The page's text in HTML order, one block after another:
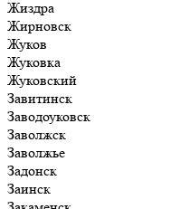
Жиздра
Жирновск
Жуков
Жуковка
Жуковский
Завитинск
Заводоуковск
Заволжск
Заволжье
Задонск
Заинск